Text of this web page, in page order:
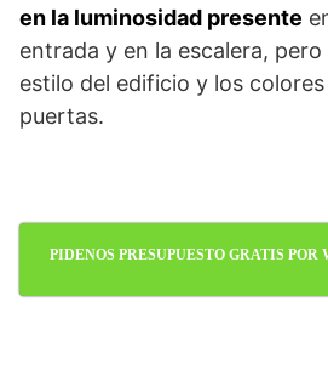
en la luminosidad presente
entrada y en la escalera,
estilo del edificio y los
puertas.
PIDENOS PRESUPUESTO GRATIS POR